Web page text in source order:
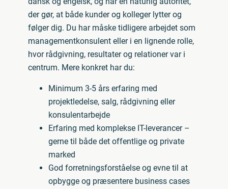
der gør, at både kunder og kolleger lytter og
følger dig. Du har måske tidligere arbejdet som
managementkonsulent eller i en lignende rolle,
hvor rådgivning, resultater og relationer var i
centrum. Mere konkret har du:
Minimum 3-5 års erfaring med
projektledelse, salg, rådgivning eller
konsulentarbejde
Erfaring med komplekse IT-leverancer –
gerne til både det offentlige og private
marked
God forretningsforståelse og evne til at
opbygge og præsentere business cases